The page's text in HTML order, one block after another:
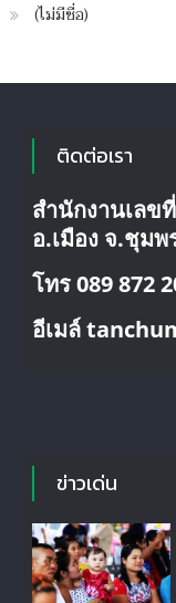
(ไม่มีชื่อ)
ติดต่อเรา
สำนักงานเลข
อ.เมือง จ.ชุมพ
โทร 089 872
อีเมล์
ข่าวเด่น